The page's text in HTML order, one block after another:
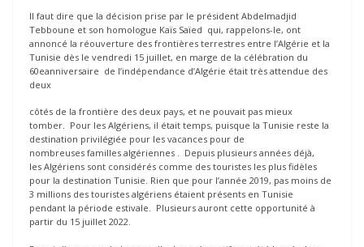
Il faut dire que la décision prise par le président Abdelmadjid
Tebboune et son homologue Kaïs Saïed qui, rappelons-le, ont
annoncé la réouverture des frontières terrestres entre l’Algérie et la
Tunisie dès le vendredi 15 juillet, en marge de la célébration du
60eanniversaire de l’indépendance d’Algérie était très attendue des
deux
côtés de la frontière des deux pays, et ne pouvait pas mieux
tomber. Pour les Algériens, il était temps, puisque la Tunisie reste la
destination privilégiée pour les vacances pour de
nombreuses familles algériennes . Depuis plusieurs années déjà,
les Algériens sont considérés comme des touristes les plus fidèles
pour la destination Tunisie. Rien que pour l’année 2019, pas moins de
3 millions des touristes algériens étaient présents en Tunisie
pendant la période estivale. Plusieurs auront cette opportunité à
partir du 15 juillet 2022.